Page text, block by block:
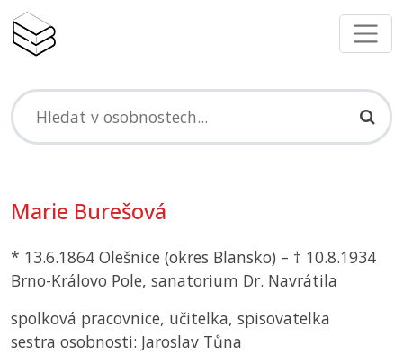
Marie Burešová
* 13.6.1864 Olešnice (okres Blansko) – † 10.8.1934
Brno-Královo Pole, sanatorium Dr. Navrátila
spolková pracovnice, učitelka, spisovatelka
sestra osobnosti: Jaroslav Tůna